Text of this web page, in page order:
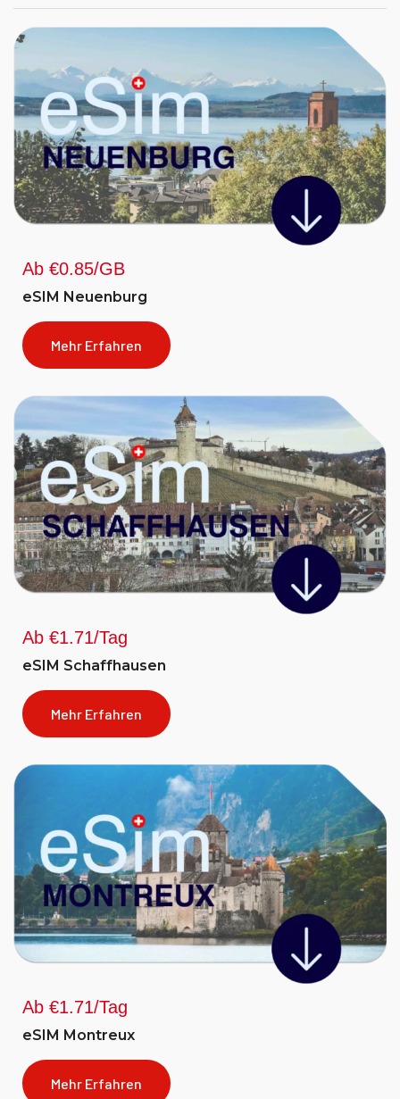
Ab €0.85/GB
eSIM Neuenburg
Mehr Erfahren
Ab €1.71/Tag
eSIM Schaffhausen
Mehr Erfahren
Ab €1.71/Tag
eSIM Montreux
Mehr Erfahren